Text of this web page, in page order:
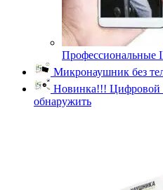
Профессиональные
Микронаушник без
Новинка!!! Цифровой
обнаружить